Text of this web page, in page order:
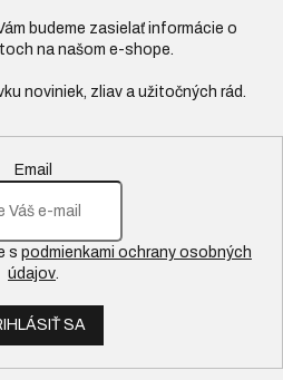
budeme zasielať informácie o
na našom e-shope.
Email
s podmienkami ochrany osobných
údajov.
SA